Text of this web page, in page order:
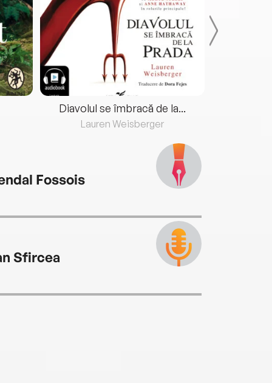
Diavolul se îmbracă de la...
Lauren Weisberger
Fossois
Sfircea